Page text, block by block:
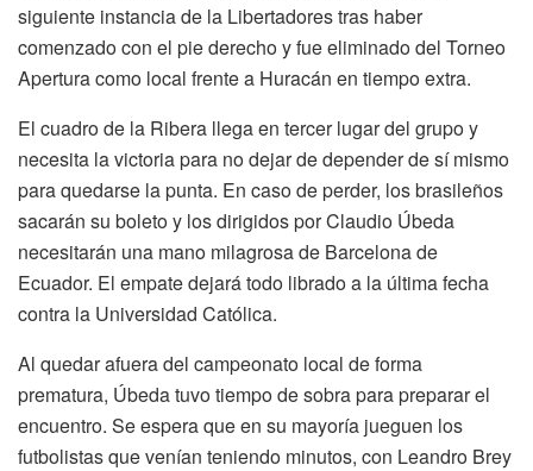
siguiente instancia de la Libertadores tras haber
comenzado con el pie derecho y fue eliminado del Torneo
Apertura como local frente a Huracán en tiempo extra.
El cuadro de la Ribera llega en tercer lugar del grupo y
necesita la victoria para no dejar de depender de sí mismo
para quedarse la punta. En caso de perder, los brasileños
sacarán su boleto y los dirigidos por Claudio Úbeda
necesitarán una mano milagrosa de Barcelona de
Ecuador. El empate dejará todo librado a la última fecha
contra la Universidad Católica.
Al quedar afuera del campeonato local de forma
prematura, Úbeda tuvo tiempo de sobra para preparar el
encuentro. Se espera que en su mayoría jueguen los
futbolistas que venían teniendo minutos, con Leandro Brey